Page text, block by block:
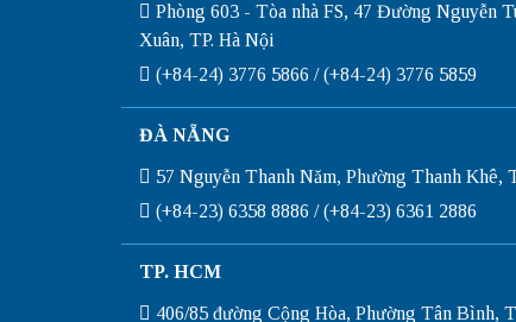
Phòng 603 - Tòa nhà FS, 47 Đường Nguyễn
Xuân, TP. Hà Nội
(+84-24) 3776 5866 / (+84-24) 3776 5859
ĐÀ NẴNG
57 Nguyễn Thanh Năm, Phường Thanh Khê,
(+84-23) 6358 8886 / (+84-23) 6361 2886
TP. HCM
406/85 đường Cộng Hòa, Phường Tân Bình,